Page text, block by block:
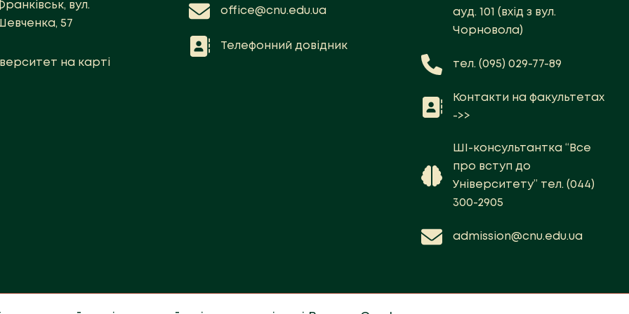
вул.
57
на карті
office@cnu.edu.ua
Телефонний довідник
ауд. 101 (вхід з вул.
Чорновола)
тел. (095) 029-77-89
Контакти на факультетах
->>
ШІ-консультантка “Все
про вступ до
Університету” тел. (044)
300-2905
admission@cnu.edu.ua